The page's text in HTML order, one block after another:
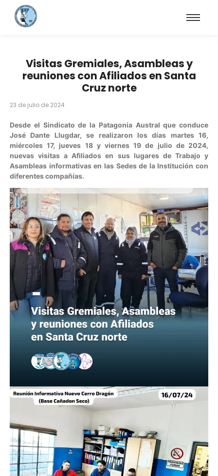
Visitas Gremiales, Asambleas y
reuniones con Afiliados en Santa
Cruz norte
23 de julio de 2024
Desde el Sindicato de la Patagonia Austral que conduce
José Dante Llugdar, se realizaron los días martes 16,
miércoles 17, jueves 18 y viernes 19 de julio de 2024,
nuevas visitas a Afiliados en sus lugares de Trabajo y
Asambleas informativas en las Sedes de la Institución con
diferentes compañías.